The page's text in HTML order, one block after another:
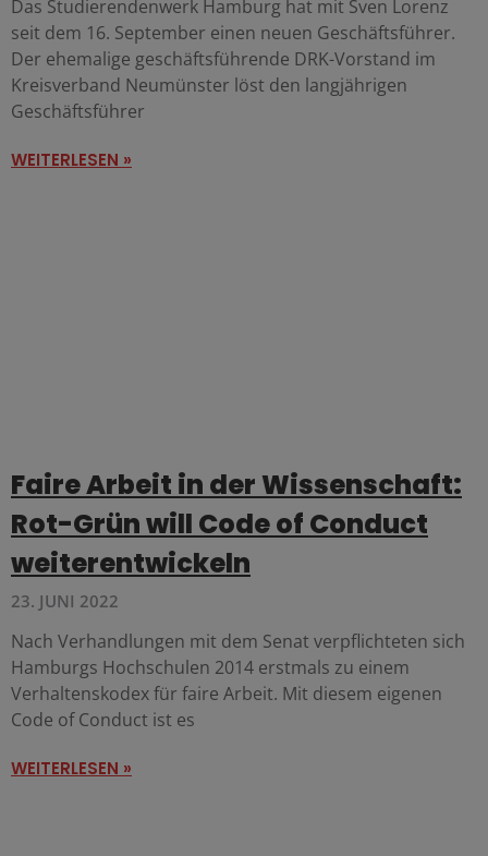
Das Studierendenwerk Hamburg hat mit Sven Lorenz
seit dem 16. September einen neuen Geschäftsführer.
Der ehemalige geschäftsführende DRK-Vorstand im
Kreisverband Neumünster löst den langjährigen
Geschäftsführer
WEITERLESEN »
Faire Arbeit in der Wissenschaft:
Rot-Grün will Code of Conduct
weiterentwickeln
23. JUNI 2022
Nach Verhandlungen mit dem Senat verpflichteten sich
Hamburgs Hochschulen 2014 erstmals zu einem
Verhaltenskodex für faire Arbeit. Mit diesem eigenen
Code of Conduct ist es
WEITERLESEN »